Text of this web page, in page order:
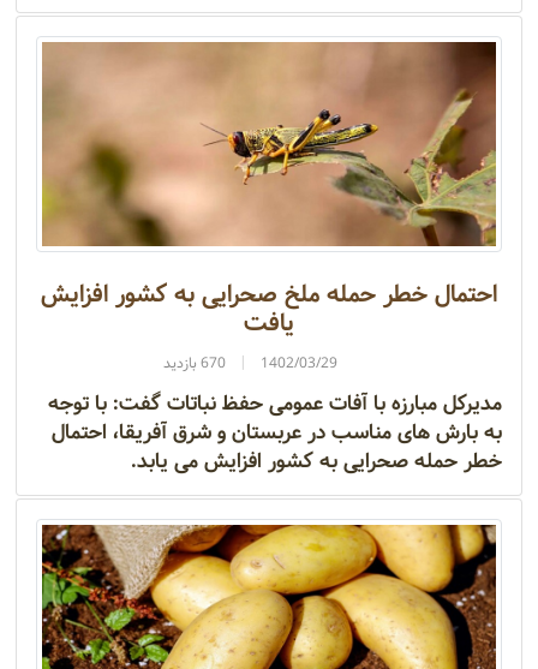
احتمال خطر حمله ملخ صحرایی به کشور افزایش
یافت
1402/03/29 670 بازدید
مدیرکل مبارزه با آفات عمومی حفظ نباتات گفت: با توجه
به بارش های مناسب در عربستان و شرق آفریقا، احتمال
خطر حمله صحرایی به کشور افزایش می یابد.